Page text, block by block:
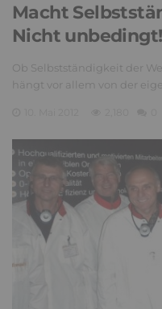
Macht
Nicht unbedingt!
Ob Selbstständigkeit der
hängt vor allem von der